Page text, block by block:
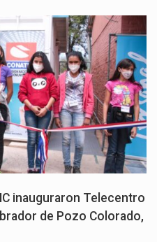
inauguraron Telecentro
de Pozo Colorado,